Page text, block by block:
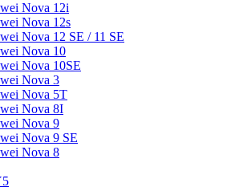
Nova 12i
Nova 12s
Nova 12 SE / 11 SE
Nova 10
Nova 10SE
Nova 3
Nova 5T
Nova 8I
Nova 9
Nova 9 SE
Nova 8